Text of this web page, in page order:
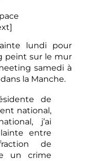
lundi pour
peint sur le mur
samedi à
la Manche.
de
national,
j’ai
entre
de
un crime